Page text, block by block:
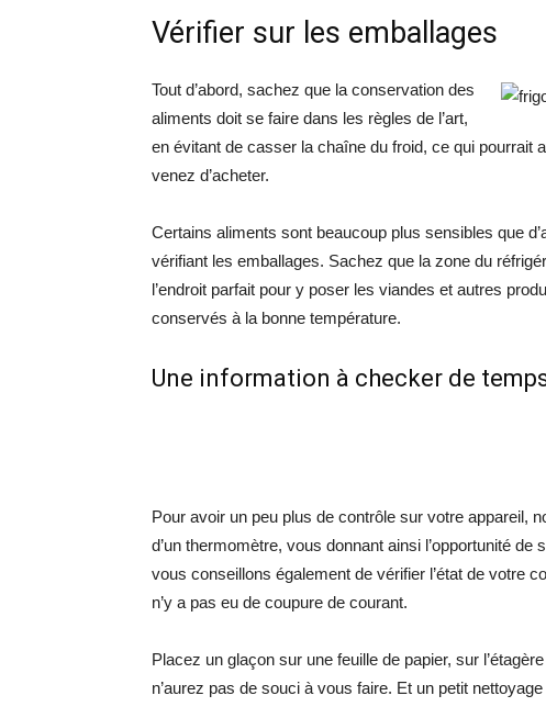
Vérifier sur les emballages
Tout d’abord, sachez que la conservation des
aliments doit se faire dans les règles de l’art,
en évitant de casser la chaîne du froid, ce qui
venez d’acheter.
Certains aliments sont beaucoup plus sensibles que
vérifiant les emballages. Sachez que la zone du
l’endroit parfait pour y poser les viandes et autres
conservés à la bonne température.
Une information à checker de
Pour avoir un peu plus de contrôle sur votre appareil,
d’un thermomètre, vous donnant ainsi l’opportunité
vous conseillons également de vérifier l’état de votre
n’y a pas eu de coupure de courant.
Placez un glaçon sur une feuille de papier, sur
n’aurez pas de souci à vous faire. Et un petit